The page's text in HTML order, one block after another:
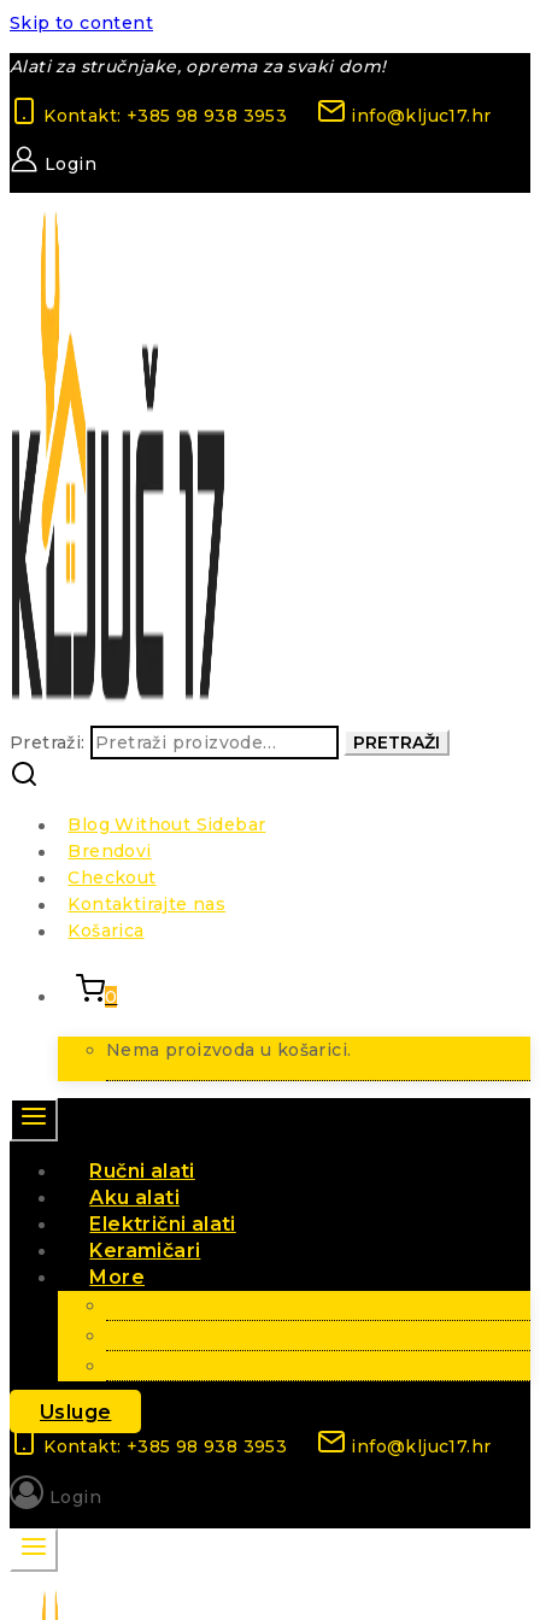
Skip to content
Alati za stručnjake, oprema za svaki dom!
Kontakt: +385 98 938 3953 info@kljuc17.hr
Login
Pretraži: PRETRAŽI
Blog Without Sidebar
Brendovi
Checkout
Kontaktirajte nas
Košarica
0
Nema proizvoda u košarici.
Ručni alati
Aku alati
Električni alati
Keramičari
More
Usluge
Kontakt: +385 98 938 3953 info@kljuc17.hr
Login